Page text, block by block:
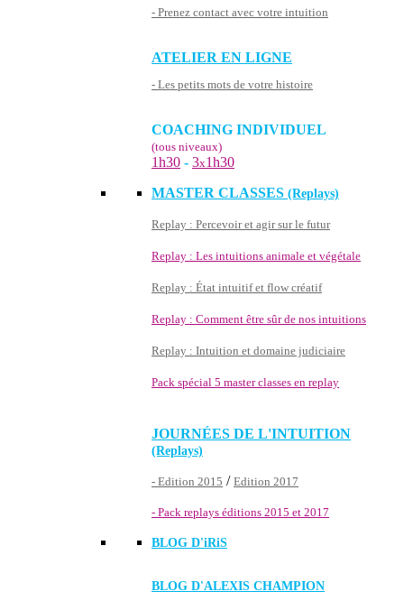
- Prenez contact avec votre intuition
ATELIER EN LIGNE
- Les petits mots de votre histoire
COACHING INDIVIDUEL
(tous niveaux)
1h30 - 3x1h30
MASTER CLASSES (Replays)
Replay : Percevoir et agir sur le futur
Replay : Les intuitions animale et végétale
Replay : État intuitif et flow créatif
Replay : Comment être sûr de nos intuitions
Replay : Intuition et domaine judiciaire
Pack spécial 5 master classes en replay
JOURNÉES DE L'INTUITION
(Replays)
- Edition 2015 / Edition 2017
- Pack replays éditions 2015 et 2017
BLOG D'iRiS
BLOG D'ALEXIS CHAMPION